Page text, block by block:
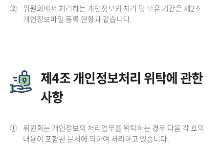
② 위원회에서 처리하는 개인정보의 처리 및 보유 기간은 제2조
개인정보파일 등록 현황과 같습니다.
제4조 개인정보처리 위탁에 관한
사항
① 위원회는 개인정보의 처리업무를 위탁하는 경우 다음 각 호의
내용이 포함된 문서에 의하여 처리하고 있습니다.